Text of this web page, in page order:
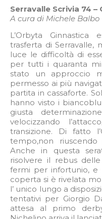
Serravalle Scrivia 74
A cura di Michele Balbo
L’Orbyta
trasferta di Serravalle,
luce le difficoltà di
per tutti i quaranta
stato un approccio
permesso ai più
partita in cassaforte.
hanno visto i
giusta
velocizzando
transizione. Di fatto
tempo,non
Anche in questa
risolvere il rebus
fermi per infortunio, e
coperta si è rivelata
l’ unico lungo a
tentativi per Giorgio
attesa al primo